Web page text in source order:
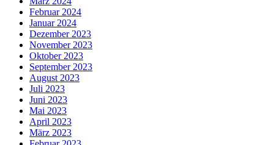
Februar 2024
Januar 2024
Dezember 2023
November 2023
Oktober 2023
September 2023
August 2023
Juli 2023
Juni 2023
Mai 2023
April 2023
März 2023